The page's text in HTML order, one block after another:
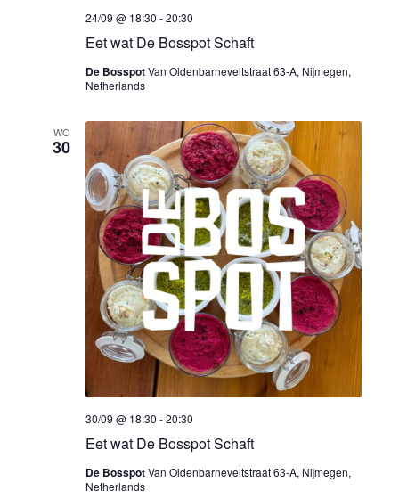
Eet wat De Bosspot Schaft
24/09 @ 18:30 -20:30
De BosspotVan Oldenbarneveltstraat 63-A, Nijmegen,
Netherlands
WO
30
Eet wat De Bosspot Schaft
30/09 @ 18:30 -20:30
De BosspotVan Oldenbarneveltstraat 63-A, Nijmegen,
Netherlands